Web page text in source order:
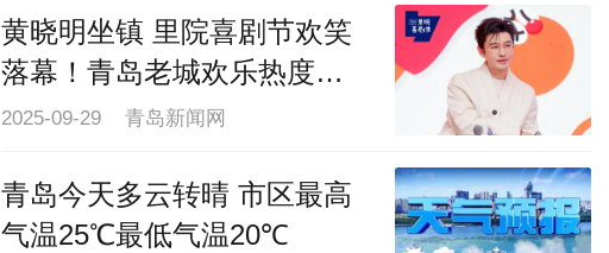
黄晓明坐镇 里院喜剧节欢笑
落幕！青岛老城欢乐热度再
升级
2025-09-29 青岛新闻网
青岛今天多云转晴 市区最高
气温25℃最低气温20℃